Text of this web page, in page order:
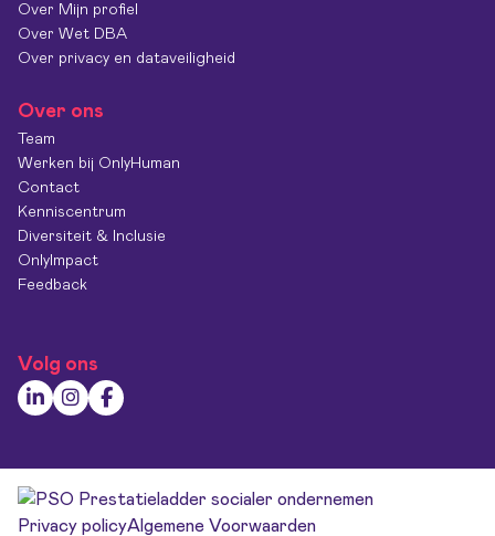
Over Mijn profiel
Over Wet DBA
Over privacy en dataveiligheid
Over ons
Team
Werken bij OnlyHuman
Contact
Kenniscentrum
Diversiteit & Inclusie
OnlyImpact
Feedback
Volg ons
Privacy policyAlgemene Voorwaarden